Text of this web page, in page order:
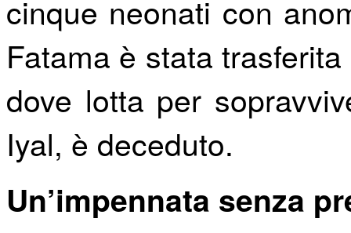
cinque neonati con
Fatama è stata
dove lotta per
Iyal, è deceduto.
Un’impennata senza